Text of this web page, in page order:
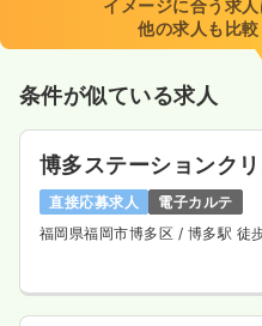
イメージに合う求
他の求人も比
条件が似ている求人
博多ステーションク
直接応募求人
電子カルテ
福岡県福岡市博多区 / 博多駅 徒